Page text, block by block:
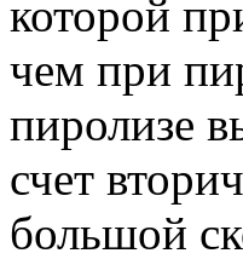
которой
чем при
пиролизе
счет
большой